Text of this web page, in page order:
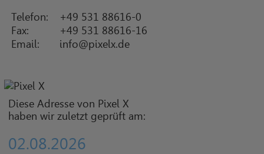
Telefon:
+49 531 88616-0
Fax:
+49 531 88616-16
Email:
info@pixelx.de
Diese Adresse von Pixel X
haben wir zuletzt geprüft am:
02.08.2026